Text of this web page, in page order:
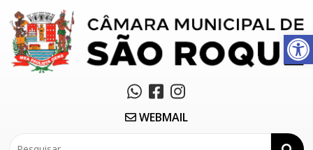
Abrir a barra de ferramentas
WEBMAIL